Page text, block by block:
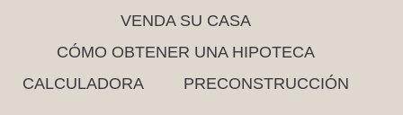
VENDA SU CASA
CÓMO OBTENER UNA HIPOTECA
CALCULADORA
PRECONSTRUCCIÓN